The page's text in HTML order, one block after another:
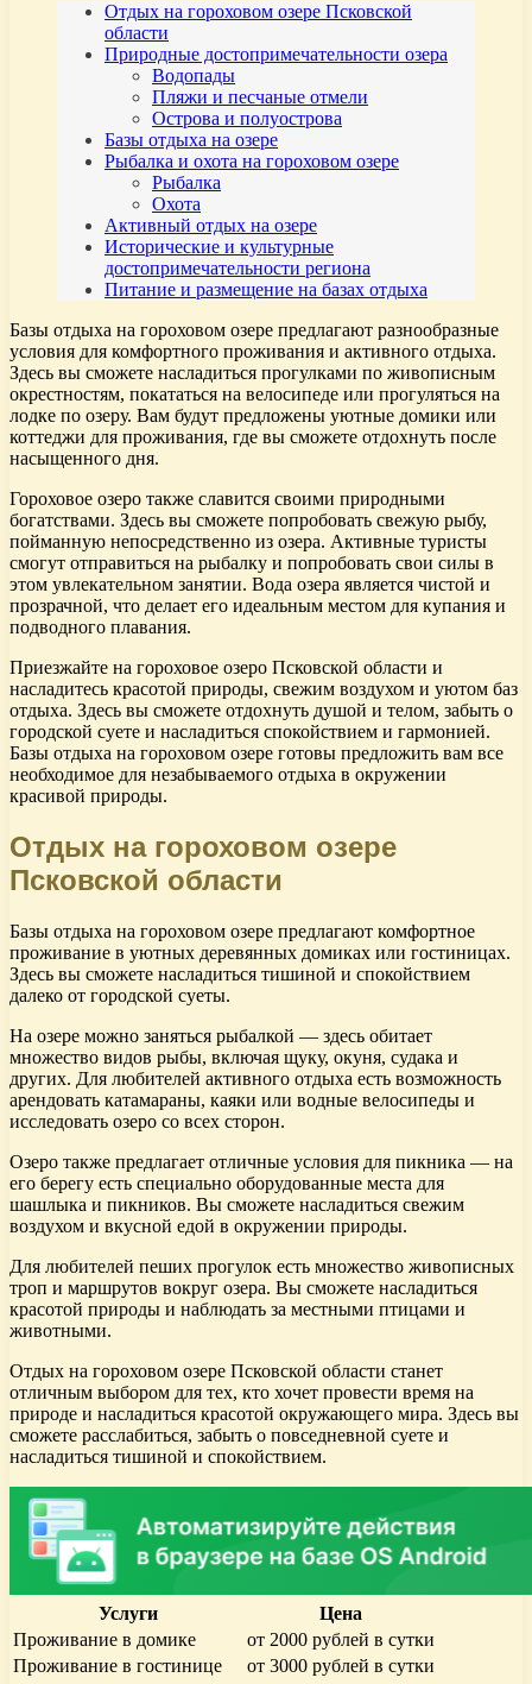
Отдых на гороховом озере Псковской
области
Природные достопримечательности озера
Водопады
Пляжи и песчаные отмели
Острова и полуострова
Базы отдыха на озере
Рыбалка и охота на гороховом озере
Рыбалка
Охота
Активный отдых на озере
Исторические и культурные
достопримечательности региона
Питание и размещение на базах отдыха
Базы отдыха на гороховом озере предлагают разнообразные
условия для комфортного проживания и активного отдыха.
Здесь вы сможете насладиться прогулками по живописным
окрестностям, покататься на велосипеде или прогуляться на
лодке по озеру. Вам будут предложены уютные домики или
коттеджи для проживания, где вы сможете отдохнуть после
насыщенного дня.
Гороховое озеро также славится своими природными
богатствами. Здесь вы сможете попробовать свежую рыбу,
пойманную непосредственно из озера. Активные туристы
смогут отправиться на рыбалку и попробовать свои силы в
этом увлекательном занятии. Вода озера является чистой и
прозрачной, что делает его идеальным местом для купания и
подводного плавания.
Приезжайте на гороховое озеро Псковской области и
насладитесь красотой природы, свежим воздухом и уютом баз
отдыха. Здесь вы сможете отдохнуть душой и телом, забыть о
городской суете и насладиться спокойствием и гармонией.
Базы отдыха на гороховом озере готовы предложить вам все
необходимое для незабываемого отдыха в окружении
красивой природы.
Отдых на гороховом озере
Псковской области
Базы отдыха на гороховом озере предлагают комфортное
проживание в уютных деревянных домиках или гостиницах.
Здесь вы сможете насладиться тишиной и спокойствием
далеко от городской суеты.
На озере можно заняться рыбалкой — здесь обитает
множество видов рыбы, включая щуку, окуня, судака и
других. Для любителей активного отдыха есть возможность
арендовать катамараны, каяки или водные велосипеды и
исследовать озеро со всех сторон.
Озеро также предлагает отличные условия для пикника — на
его берегу есть специально оборудованные места для
шашлыка и пикников. Вы сможете насладиться свежим
воздухом и вкусной едой в окружении природы.
Для любителей пеших прогулок есть множество живописных
троп и маршрутов вокруг озера. Вы сможете насладиться
красотой природы и наблюдать за местными птицами и
животными.
Отдых на гороховом озере Псковской области станет
отличным выбором для тех, кто хочет провести время на
природе и насладиться красотой окружающего мира. Здесь вы
сможете расслабиться, забыть о повседневной суете и
насладиться тишиной и спокойствием.
Услуги
Цена
Проживание в домике
от 2000 рублей в сутки
Проживание в гостинице
от 3000 рублей в сутки